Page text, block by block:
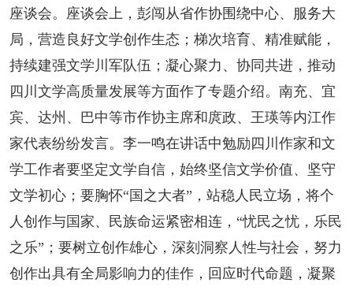
座谈会。座谈会上，彭闯从省作协围绕中心、服务大
局，营造良好文学创作生态；梯次培育、精准赋能，
持续建强文学川军队伍；凝心聚力、协同共进，推动
四川文学高质量发展等方面作了专题介绍。南充、宜
宾、达州、巴中等市作协主席和庹政、王瑛等内江作
家代表纷纷发言。李一鸣在讲话中勉励四川作家和文
学工作者要坚定文学自信，始终坚信文学价值、坚守
文学初心；要胸怀“国之大者”，站稳人民立场，将个
人创作与国家、民族命运紧密相连，“忧民之忧，乐民
之乐”；要树立创作雄心，深刻洞察人性与社会，努力
创作出具有全局影响力的佳作，回应时代命题，凝聚